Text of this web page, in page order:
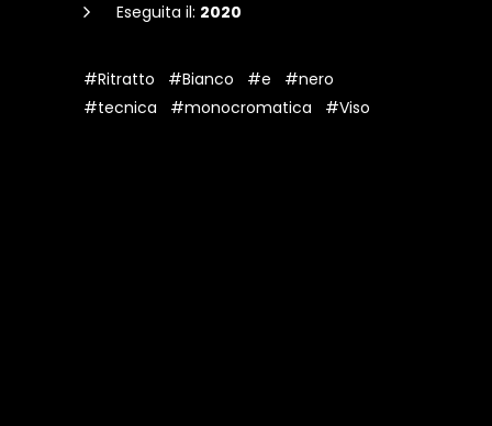
Eseguita il: 2020
#Ritratto #Bianco #e
#nero
#tecnica
#monocromatica #Viso